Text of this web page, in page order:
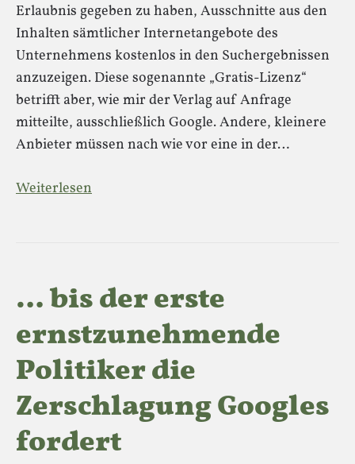
Erlaubnis gegeben zu haben, Ausschnitte aus den
Inhalten sämtlicher Internetangebote des
Unternehmens kostenlos in den Suchergebnissen
anzuzeigen. Diese sogenannte „Gratis-Lizenz“
betrifft aber, wie mir der Verlag auf Anfrage
mitteilte, ausschließlich Google. Andere, kleinere
Anbieter müssen nach wie vor eine in der…
Weiterlesen
… bis der erste
ernstzunehmende
Politiker die
Zerschlagung Googles
fordert